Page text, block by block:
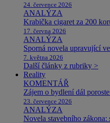
24. července 2026
ANALÝZA
Krabička cigaret za 200
17. června 2026
ANALÝZA
Sporná novela upravující
7. května 2026
Další články z rubriky >
Reality
KOMENTÁŘ
Zájem o bydlení dál
23. července 2026
ANALÝZA
Novela stavebního